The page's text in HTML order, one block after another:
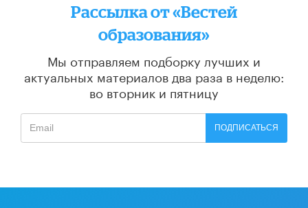
Рассылка от «Вестей
образования»
Мы отправляем подборку лучших и
актуальных материалов два раза в неделю:
во вторник и пятницу
ПОДПИСАТЬСЯ